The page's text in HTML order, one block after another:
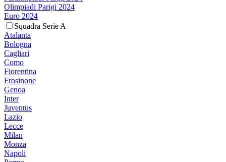
Olimpiadi Parigi 2024
Euro 2024
Squadra Serie A
Atalanta
Bologna
Cagliari
Como
Fiorentina
Frosinone
Genoa
Inter
Juventus
Lazio
Lecce
Milan
Monza
Napoli